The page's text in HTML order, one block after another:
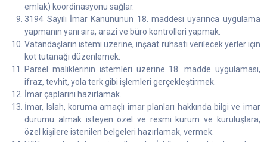
emlak) koordinasyonu sağlar.
3194 Sayılı İmar Kanununun 18. maddesi uyarınca uygulama
yapmanın yanı sıra, arazi ve büro kontrolleri yapmak.
Vatandaşların istemi üzerine, inşaat ruhsatı verilecek yerler için
kot tutanağı düzenlemek.
Parsel maliklerinin istemleri üzerine 18. madde uygulaması,
ifraz, tevhit, yola terk gibi işlemleri gerçekleştirmek.
İmar çaplarını hazırlamak.
İmar, Islah, koruma amaçlı imar planları hakkında bilgi ve imar
durumu almak isteyen özel ve resmi kurum ve kuruluşlara,
özel kişilere istenilen belgeleri hazırlamak, vermek.